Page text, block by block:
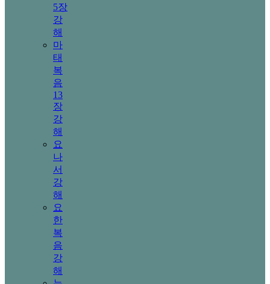
5장
강
해
마
태
복
음
13
장
강
해
요
나
서
강
해
요
한
복
음
강
해